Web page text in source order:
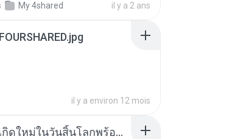
My 4shared il y a 2 ans
il y a environ 12 mois
ย้อนเวลากลับมาเกิดใหม่ในวันสิ้นโลกพร้อมมิติส่วนตัว 1-443 [จบ] - 揍趴长颈鹿.pdf